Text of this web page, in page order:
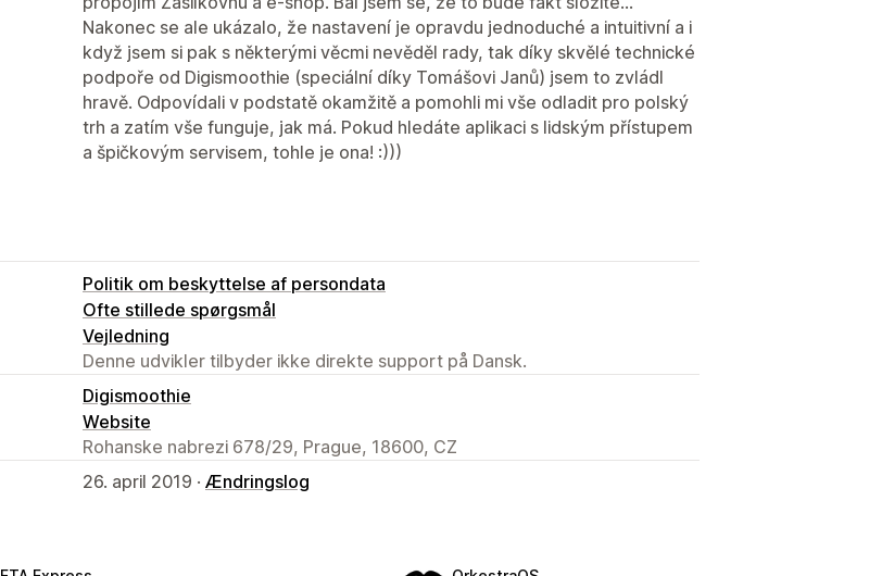
Nakonec se ale ukázalo, že nastavení je opravdu jednoduché a intuitivní a i
když jsem si pak s některými věcmi nevěděl rady, tak díky skvělé technické
podpoře od Digismoothie (speciální díky Tomášovi Janů) jsem to zvládl
hravě. Odpovídali v podstatě okamžitě a pomohli mi vše odladit pro polský
trh a zatím vše funguje, jak má. Pokud hledáte aplikaci s lidským přístupem
a špičkovým servisem, tohle je ona! :)))
Politik om beskyttelse af persondata
Ofte stillede spørgsmål
Vejledning
Denne udvikler tilbyder ikke direkte support på Dansk.
Digismoothie
Website
Rohanske nabrezi 678/29, Prague, 18600, CZ
26. april 2019 · Ændringslog